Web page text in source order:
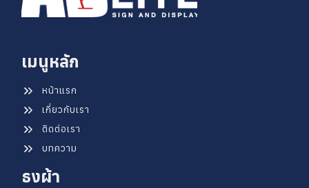
เมนูหลัก
หน้าแรก
เกี่ยวกับเรา
ติดต่อเรา
บทความ
ธงผ้า